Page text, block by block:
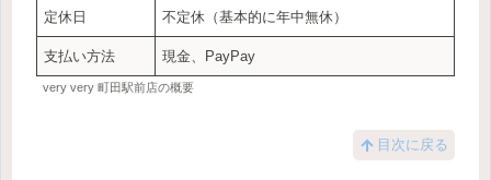
定休日 不定休（基本的に年中無休）
支払い方法 現金、PayPay
very very 町田駅前店の概要
目次に戻る